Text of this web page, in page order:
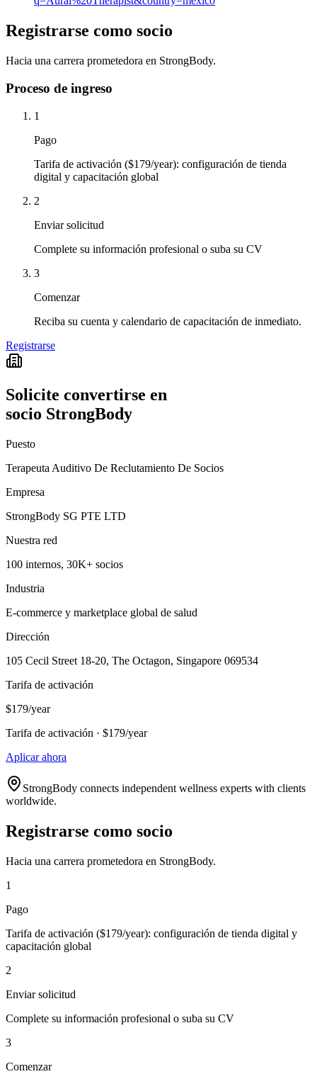
Registrarse como socio
Hacia una carrera prometedora en StrongBody.
Proceso de ingreso
1
Pago
Tarifa de activación ($179/year): configuración de tienda
digital y capacitación global
2
Enviar solicitud
Complete su información profesional o suba su CV
3
Comenzar
Reciba su cuenta y calendario de capacitación de inmediato.
Registrarse
Solicite convertirse en
socio StrongBody
Puesto
Terapeuta Auditivo De Reclutamiento De Socios
Empresa
StrongBody SG PTE LTD
Nuestra red
100 internos, 30K+ socios
Industria
E-commerce y marketplace global de salud
Dirección
105 Cecil Street 18-20, The Octagon, Singapore 069534
Tarifa de activación
$179/year
Tarifa de activación · $179/year
Aplicar ahora
StrongBody connects independent wellness experts with clients
worldwide.
Registrarse como socio
Hacia una carrera prometedora en StrongBody.
1
Pago
Tarifa de activación ($179/year): configuración de tienda digital y
capacitación global
2
Enviar solicitud
Complete su información profesional o suba su CV
3
Comenzar